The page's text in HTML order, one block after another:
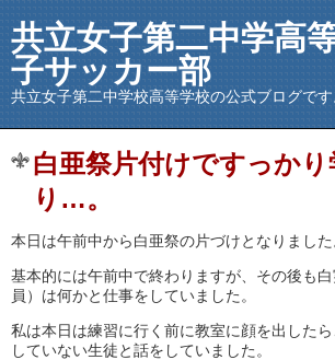
共立女子第二中学高
子サッカー部
共立女子第二中学校高等学校の公式ブログです
白亜祭片付けですっかり
り…。
本日は午前中から白亜祭の片づけとなりました
基本的には午前中で終わりますが、その後も
員）は何かと仕事をしていました。
私は本日は練習に行く前に教室に顔を出した
していない生徒と話をしていました。